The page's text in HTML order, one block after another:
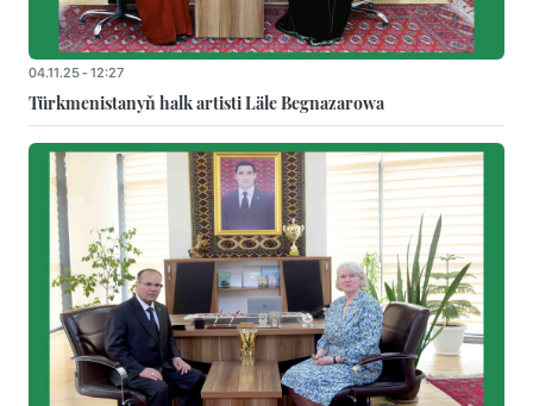
04.11.25 - 12:27
Türkmenistanyň halk artisti Läle Begnazarowa